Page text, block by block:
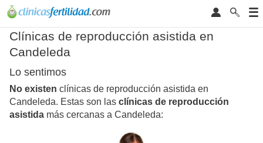
Clínicas de reproducción asistida en
Candeleda
Lo sentimos
No existen clínicas de reproducción asistida en
Candeleda. Estas son las clínicas de reproducción
asistida más cercanas a Candeleda: